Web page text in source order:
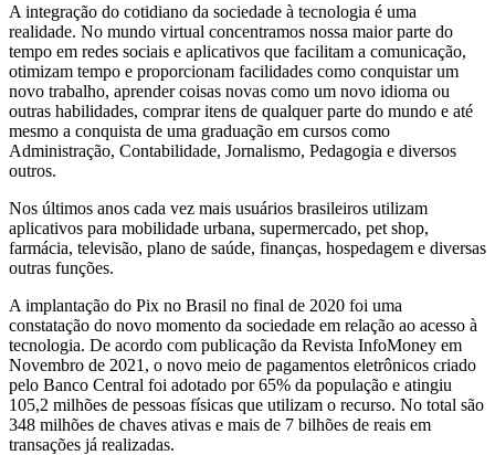
A integração do cotidiano da sociedade à tecnologia é uma
realidade. No mundo virtual concentramos nossa maior parte do
tempo em redes sociais e aplicativos que facilitam a comunicação,
otimizam tempo e proporcionam facilidades como conquistar um
novo trabalho, aprender coisas novas como um novo idioma ou
outras habilidades, comprar itens de qualquer parte do mundo e até
mesmo a conquista de uma graduação em cursos como
Administração, Contabilidade, Jornalismo, Pedagogia e diversos
outros.
Nos últimos anos cada vez mais usuários brasileiros utilizam
aplicativos para mobilidade urbana, supermercado, pet shop,
farmácia, televisão, plano de saúde, finanças, hospedagem e diversas
outras funções.
A implantação do Pix no Brasil no final de 2020 foi uma
constatação do novo momento da sociedade em relação ao acesso à
tecnologia. De acordo com publicação da Revista InfoMoney em
Novembro de 2021, o novo meio de pagamentos eletrônicos criado
pelo Banco Central foi adotado por 65% da população e atingiu
105,2 milhões de pessoas físicas que utilizam o recurso. No total são
348 milhões de chaves ativas e mais de 7 bilhões de reais em
transações já realizadas.